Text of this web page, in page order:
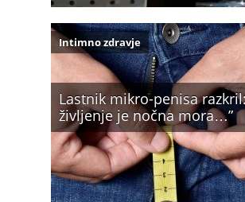
Lastnik mikro-penisa
življenje je nočna mora…”
Intimno zdravje